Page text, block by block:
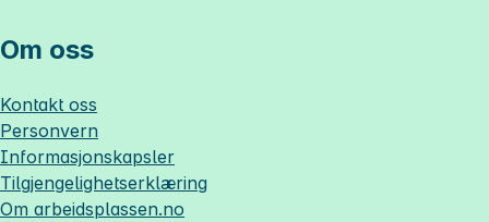
Om oss
Kontakt oss
Personvern
Informasjonskapsler
Tilgjengelighetserklæring
Om arbeidsplassen.no